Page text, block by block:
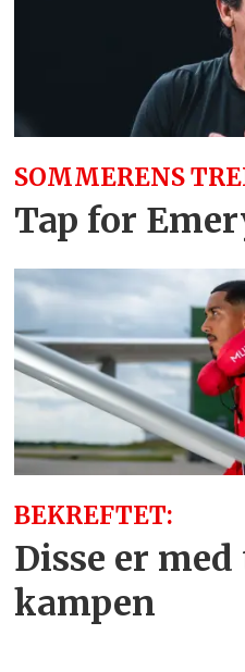
SOMMERENS
Tap for
BEKREFTET:
Disse er
kampen